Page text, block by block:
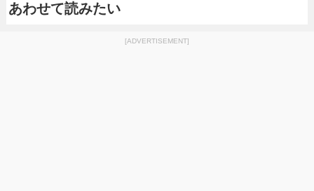
あわせて読みたい
[ADVERTISEMENT]